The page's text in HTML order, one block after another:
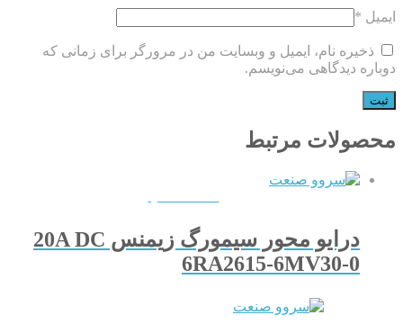
ایمیل *
ذخیره نام، ایمیل و وبسایت من در مرورگر برای زمانی که
دوباره دیدگاهی می‌نویسم.
محصولات مرتبط
درایو محور سیمورگ زیمنس 20A DC
6RA2615-6MV30-0